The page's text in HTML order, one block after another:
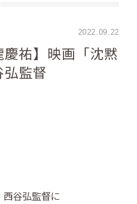
2022.09.22
慶祐】映画「沈黙
監督
谷弘監督に